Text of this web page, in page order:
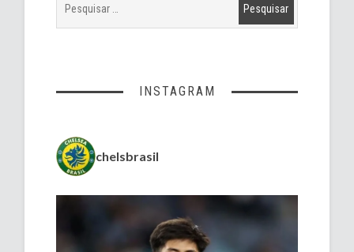
INSTAGRAM
chelsbrasil